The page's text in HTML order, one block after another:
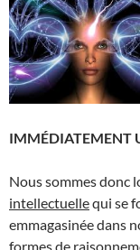
IMMÉDIATEMENT
Nous sommes donc
intellectuellequi se
emmagasinée dans
formes de